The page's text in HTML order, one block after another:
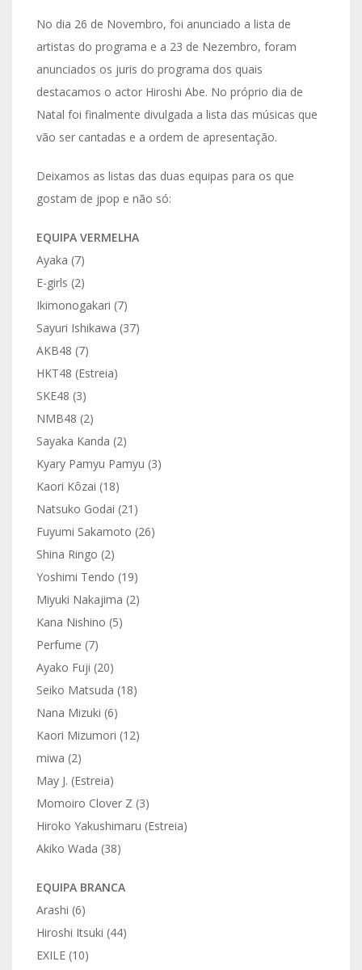
No dia 26 de Novembro, foi anunciado a lista de
artistas do programa e a 23 de Nezembro, foram
anunciados os juris do programa dos quais
destacamos o actor Hiroshi Abe. No próprio dia de
Natal foi finalmente divulgada a lista das músicas que
vão ser cantadas e a ordem de apresentação.
Deixamos as listas das duas equipas para os que
gostam de jpop e não só:
EQUIPA VERMELHA
Ayaka (7)
E-girls (2)
Ikimonogakari (7)
Sayuri Ishikawa (37)
AKB48 (7)
HKT48 (Estreia)
SKE48 (3)
NMB48 (2)
Sayaka Kanda (2)
Kyary Pamyu Pamyu (3)
Kaori Kôzai (18)
Natsuko Godai (21)
Fuyumi Sakamoto (26)
Shina Ringo (2)
Yoshimi Tendo (19)
Miyuki Nakajima (2)
Kana Nishino (5)
Perfume (7)
Ayako Fuji (20)
Seiko Matsuda (18)
Nana Mizuki (6)
Kaori Mizumori (12)
miwa (2)
May J. (Estreia)
Momoiro Clover Z (3)
Hiroko Yakushimaru (Estreia)
Akiko Wada (38)
EQUIPA BRANCA
Arashi (6)
Hiroshi Itsuki (44)
EXILE (10)